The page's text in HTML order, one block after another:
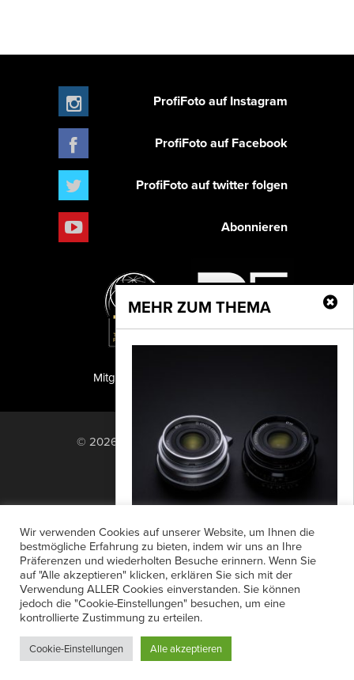
MEHR ZUM THEMA
Ksana 35mm f/2 ASPH
Thypoch erweitert seine Ksana-Serie mit
dem neuen 35mm f/2 ASPH. Das neue
M-Mount-Objektiv verbindet klassischen
Bildcharakter...
ProfiFoto auf Instagram
ProfiFoto auf Facebook
ProfiFoto auf twitter folgen
Abonnieren
Mitglied der TIPA
© 2026 PF Publishing GmbH. All rights
reserved.
Nach oben
Anzeigensuche
Shop
Zahlungsarten
Widerrufsbelehrung
Datenschutz
AGB
Newsletter-Anmeldung
Verträge hier kündigen
Mein Account
Passwort vergessen
Wir verwenden Cookies auf unserer Website, um Ihnen die
bestmögliche Erfahrung zu bieten, indem wir uns an Ihre
Präferenzen und wiederholten Besuche erinnern. Wenn Sie
auf "Alle akzeptieren" klicken, erklären Sie sich mit der
Verwendung ALLER Cookies einverstanden. Sie können
jedoch die "Cookie-Einstellungen" besuchen, um eine
kontrollierte Zustimmung zu erteilen.
Cookie-Einstellungen Alle akzeptieren